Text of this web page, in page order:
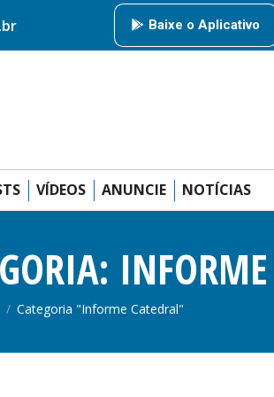
Baixe o Aplicativo
VÍDEOS ANUNCIE NOTÍCIAS
está aqui:
Categoria "Informe Catedral"
AMIGOS DA RÁDIO